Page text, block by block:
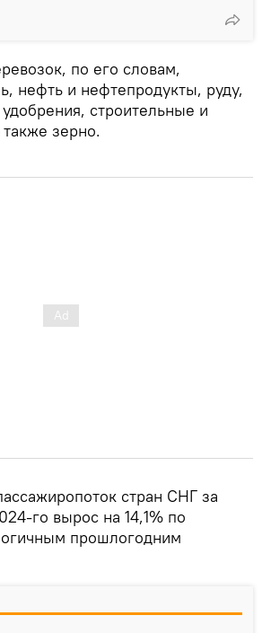
по его словам,
нефть и нефтепродукты, руду,
строительные и
зерно.
стран СНГ за
го вырос на 14,1% по
прошлогодним